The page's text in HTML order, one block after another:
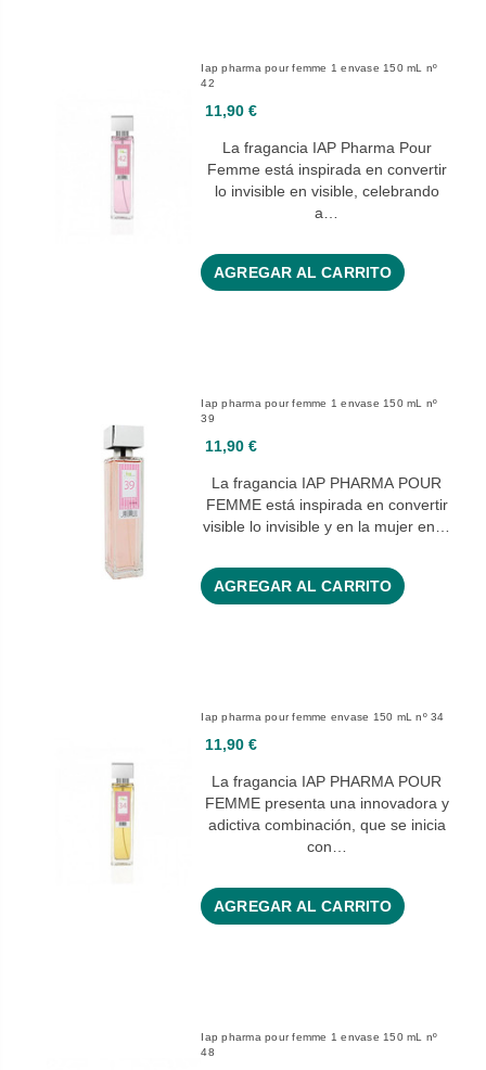
Iap pharma pour femme 1 envase 150 mL nº
42
11,90 €
La fragancia IAP Pharma Pour
Femme está inspirada en convertir
lo invisible en visible, celebrando
a…
AGREGAR AL CARRITO
Iap pharma pour femme 1 envase 150 mL nº
39
11,90 €
La fragancia IAP PHARMA POUR
FEMME está inspirada en convertir
visible lo invisible y en la mujer en…
AGREGAR AL CARRITO
Iap pharma pour femme envase 150 mL nº 34
11,90 €
La fragancia IAP PHARMA POUR
FEMME presenta una innovadora y
adictiva combinación, que se inicia
con…
AGREGAR AL CARRITO
Iap pharma pour femme 1 envase 150 mL nº
48